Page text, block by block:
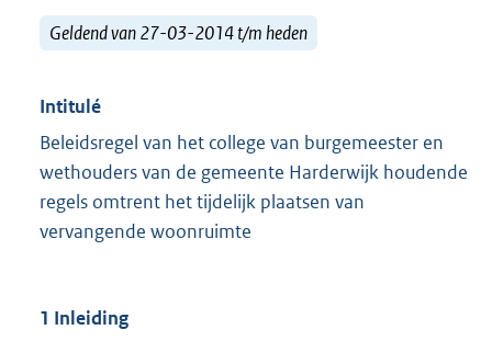
Geldend van 27-03-2014 t/m heden
Intitulé
Beleidsregel van het college van burgemeester en
wethouders van de gemeente Harderwijk houdende
regels omtrent het tijdelijk plaatsen van
vervangende woonruimte
1 Inleiding